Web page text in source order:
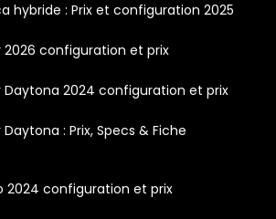
hybride : Prix et configuration 2025
2026 configuration et prix
Daytona 2024 configuration et prix
: Prix, Specs & Fiche
2024 configuration et prix